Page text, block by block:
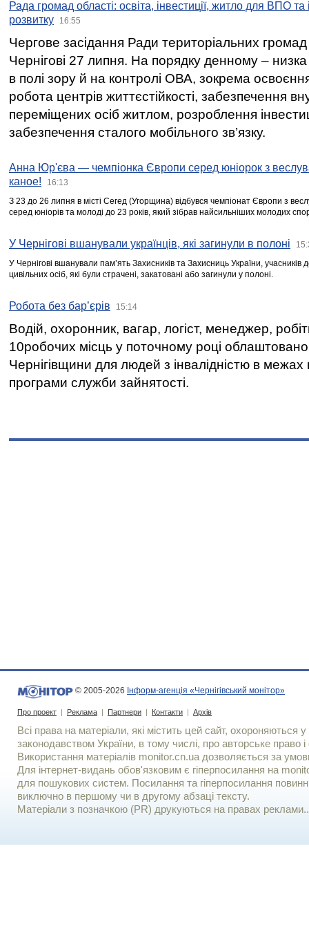
Рада громад області: освіта, інвестиції, житло для ВПО
розвитку
16:55
Чергове засідання Ради територіальних громад
Чернігові 27 липня. На порядку денному –
в полі зору й на контролі ОВА, зокрема освоєння
робота центрів життєстійкості, забезпечення
переміщених осіб житлом, розроблення
забезпечення сталого мобільного зв’язку.
Анна Юр'єва — чемпіонка Європи серед юніорок з
каное!
16:13
З 23 до 26 липня в місті Сегед (Угорщина) відбувся чемпіонат Європи з
серед юніорів та молоді до 23 років, який зібрав найсильніших молодих
У Чернігові вшанували українців, які загинули в полоні
У Чернігові вшанували пам’ять Захисників та Захисниць України,
цивільних осіб, які були страчені, закатовані або загинули у полоні.
Робота без бар’єрів 15:14
Водій, охоронник, вагар, логіст, менеджер,
10робочих місць у поточному році
Чернігівщини для людей з інвалідністю в межах
програми служби зайнятості.
© 2005-2026 Інформ-агенція «Чернігівський монітор»
Про проект | Реклама | Партнери | Контакти | Архів
Всі права на матеріали, які містить цей сайт, охороняються у
законодавством України, в тому числі, про авторське право і
Використання матерiалiв monitor.cn.ua дозволяється за
Для iнтернет-видань обов'язковим є гiперпосилання на
для пошукових систем. Посилання та гіперпосилання
виключно в першому чи в другому абзаці тексту.
Матеріали з позначкою (PR) друкуються на правах реклами..